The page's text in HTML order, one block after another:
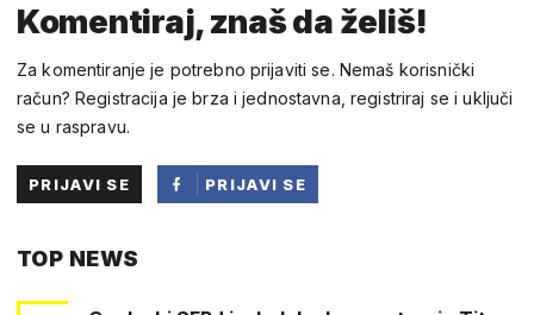
Komentiraj, znaš da želiš!
Za komentiranje je potrebno prijaviti se. Nemaš korisnički
račun? Registracija je brza i jednostavna, registriraj se i uključi
se u raspravu.
PRIJAVI SE
PRIJAVI SE
TOP NEWS